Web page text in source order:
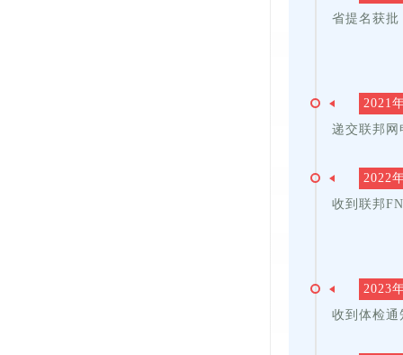
省提名获批
2021
递交联邦网
2022
收到联邦FN
2023
收到体检通